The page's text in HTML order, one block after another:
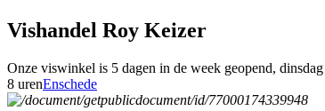
Vishandel Roy Keizer
Onze viswinkel is 5 dagen in de week geopend,
8 urenEnschede